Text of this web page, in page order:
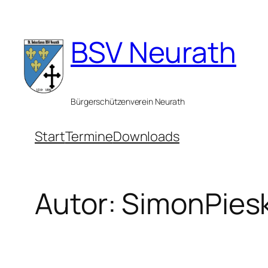
springen
BSV Neurath
Bürgerschützenverein Neurath
StartTermineDownloads
Autor: